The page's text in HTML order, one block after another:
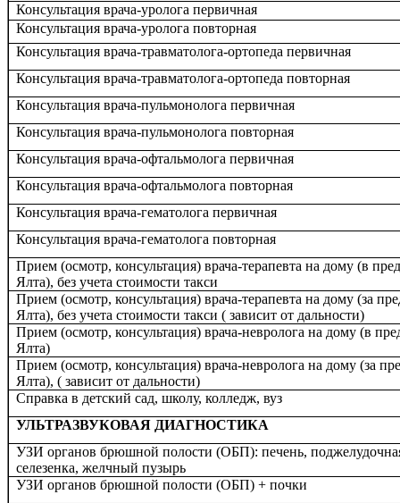
Консультация врача-уролога первичная
Консультация врача-уролога повторная
Консультация врача-травматолога-ортопеда первичная
Консультация врача-травматолога-ортопеда повторная
Консультация врача-пульмонолога первичная
Консультация врача-пульмонолога повторная
Консультация врача-офтальмолога первичная
Консультация врача-офтальмолога повторная
Консультация врача-гематолога первичная
Консультация врача-гематолога повторная
Прием (осмотр, консультация) врача-терапевта на дому (в
Ялта), без учета стоимости такси
Прием (осмотр, консультация) врача-терапевта на дому (за
Ялта), без учета стоимости такси ( зависит от дальности)
Прием (осмотр, консультация) врача-невролога на дому (в
Ялта)
Прием (осмотр, консультация) врача-невролога на дому (за
Ялта), ( зависит от дальности)
Справка в детский сад, школу, колледж, вуз
УЛЬТРАЗВУКОВАЯ ДИАГНОСТИКА
УЗИ органов брюшной полости (ОБП): печень,
селезенка, желчный пузырь
УЗИ органов брюшной полости (ОБП) + почки